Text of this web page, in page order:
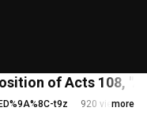
of Acts 108,
t9z 920 views
more